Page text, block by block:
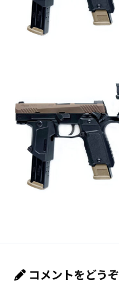
コメントをどうぞ